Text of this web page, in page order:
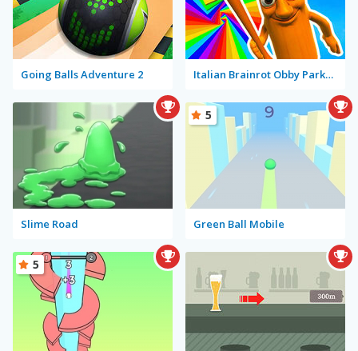
Going Balls Adventure 2 Italian Brainrot Obby Parkour
Slime Road Green Ball Mobile
5
5